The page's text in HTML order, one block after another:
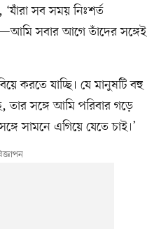
সব সময় নিঃশর্ত
সবার আগে তাঁদের সঙ্গেই
করতে যাচ্ছি। যে মানুষটি বহু
সঙ্গে আমি পরিবার গড়ে
সামনে এগিয়ে যেতে চাই।’